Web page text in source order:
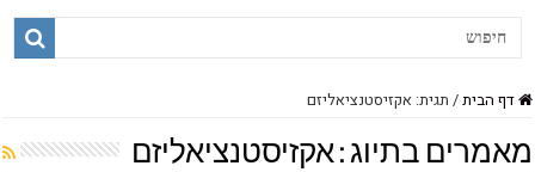
דף הבית/ תגית: אקזיסטנציאליזם
מאמרים בתיוג :אקזיסטנציאליזם